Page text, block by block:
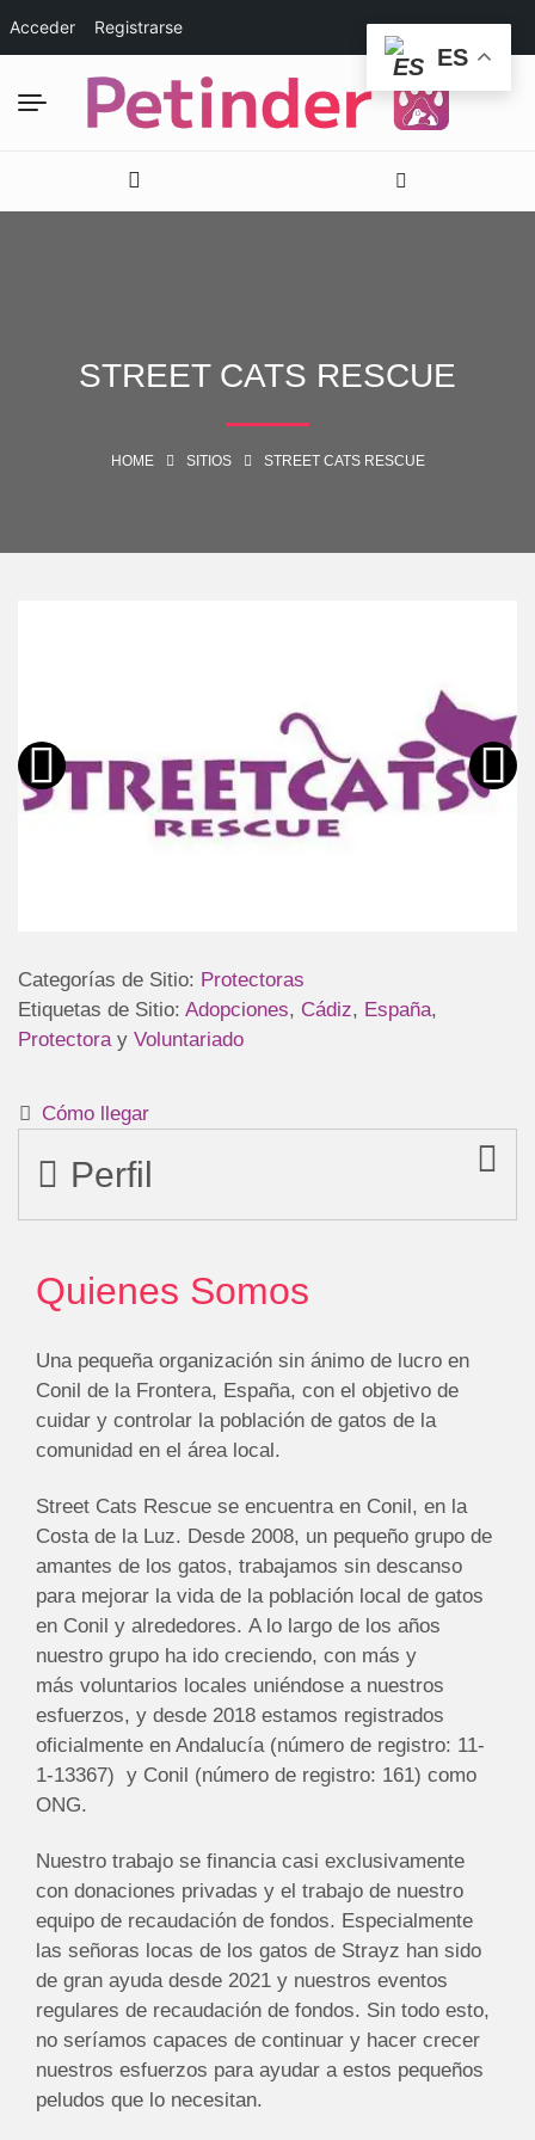
Acceder Registrarse
STREET CATS RESCUE
HOME SITIOS STREET CATS RESCUE
Categorías de Sitio: Protectoras
Etiquetas de Sitio: Adopciones, Cádiz, España,
Protectora y Voluntariado
Cómo llegar
Perfil
Quienes Somos
Una pequeña organización sin ánimo de lucro en
Conil de la Frontera, España, con el objetivo de
cuidar y controlar la población de gatos de la
comunidad en el área local.
Street Cats Rescue se encuentra en Conil, en la
Costa de la Luz. Desde 2008, un pequeño grupo de
amantes de los gatos, trabajamos sin descanso
para mejorar la vida de la población local de gatos
en Conil y alrededores. A lo largo de los años
nuestro grupo ha ido creciendo, con más y
más voluntarios locales uniéndose a nuestros
esfuerzos, y desde 2018 estamos registrados
oficialmente en Andalucía (número de registro: 11-
1-13367) y Conil (número de registro: 161) como
ONG.
Nuestro trabajo se financia casi exclusivamente
con donaciones privadas y el trabajo de nuestro
equipo de recaudación de fondos. Especialmente
las señoras locas de los gatos de Strayz han sido
de gran ayuda desde 2021 y nuestros eventos
regulares de recaudación de fondos. Sin todo esto,
no seríamos capaces de continuar y hacer crecer
nuestros esfuerzos para ayudar a estos pequeños
peludos que lo necesitan.
ES